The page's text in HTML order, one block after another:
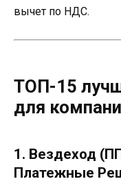
вычет по НДС.
ТОП-15
для
1. Вездеход
Платежные